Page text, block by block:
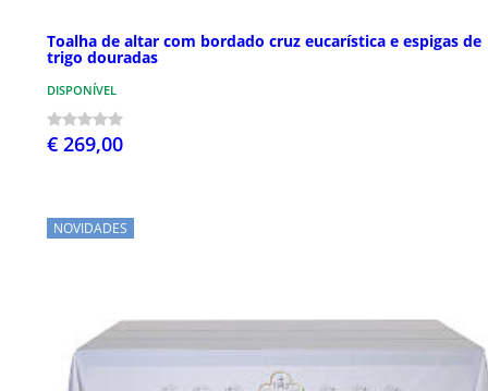
Toalha de altar com bordado cruz eucarística e espigas de
trigo douradas
DISPONÍVEL
€ 269,00
NOVIDADES